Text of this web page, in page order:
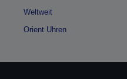
Weltweit
Orient Uhren